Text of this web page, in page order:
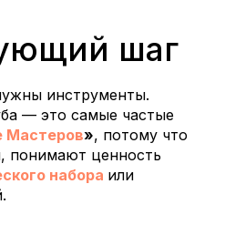
шаг
инструменты.
— это самые частые
Мастеров», потому что
понимают ценность
набора или